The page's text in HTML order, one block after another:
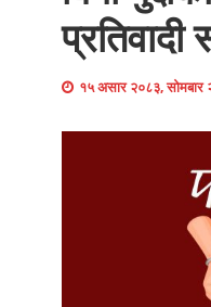
प्रतिवादी
१५ असार २०८३, सोमबार